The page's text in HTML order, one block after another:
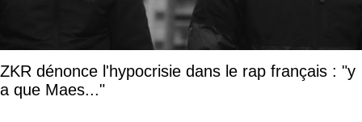
ZKR dénonce l'hypocrisie dans le rap français : "y
a que Maes..."